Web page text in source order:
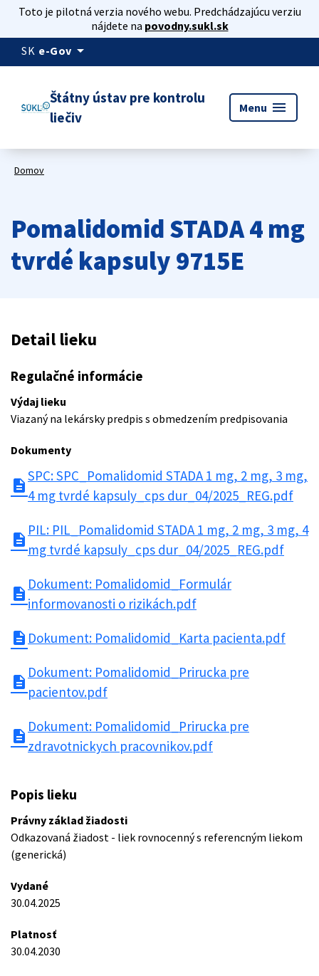
Toto je pilotná verzia nového webu. Predchádzajúcu verziu
nájdete na povodny.sukl.sk
SK e-Gov arrow_drop_down
Štátny ústav pre kontrolu
liečiv
Menu menu
Domov
Pomalidomid STADA 4 mg
tvrdé kapsuly 9715E
Detail lieku
Regulačné informácie
Výdaj lieku
Viazaný na lekársky predpis s obmedzením predpisovania
Dokumenty
description
SPC: SPC_Pomalidomid STADA 1 mg, 2 mg, 3 mg,
4 mg tvrdé kapsuly_cps dur_04/2025_REG.pdf
description
PIL: PIL_Pomalidomid STADA 1 mg, 2 mg, 3 mg, 4
mg tvrdé kapsuly_cps dur_04/2025_REG.pdf
description
Dokument: Pomalidomid_Formulár
informovanosti o rizikách.pdf
description Dokument: Pomalidomid_Karta pacienta.pdf
description
Dokument: Pomalidomid_Prirucka pre
pacientov.pdf
description
Dokument: Pomalidomid_Prirucka pre
zdravotnickych pracovnikov.pdf
Popis lieku
Právny základ žiadosti
Odkazovaná žiadost - liek rovnocenný s referencným liekom
(generická)
Vydané
30.04.2025
Platnosť
30.04.2030